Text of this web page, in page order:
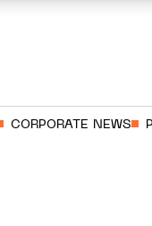
CORPORATE NEWS